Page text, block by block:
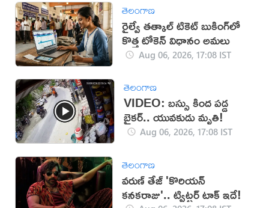
తెలంగాణ
రైల్వే తత్కాల్ టికెట్ బుకింగ్‌లో
కొత్త టోకెన్ విధానం అమలు
Aug 06, 2026, 17:08 IST
తెలంగాణ
VIDEO: బస్సు కింద పడ్డ
బైకర్.. యువకుడు మృతి!
Aug 06, 2026, 17:08 IST
తెలంగాణ
వరుణ్ తేజ్ 'కొరియన్
కనకరాజు'.. ట్విట్టర్ టాక్ ఇదే!